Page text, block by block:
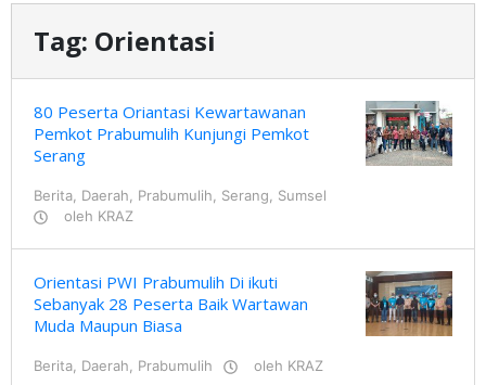
Tag: Orientasi
80 Peserta Oriantasi Kewartawanan
Pemkot Prabumulih Kunjungi Pemkot
Serang
Berita Daerah Prabumulih Serang
Sumsel
oleh KRAZ
Orientasi PWI Prabumulih Di ikuti
Sebanyak 28 Peserta Baik Wartawan
Muda Maupun Biasa
Berita Daerah Prabumulih oleh KRAZ